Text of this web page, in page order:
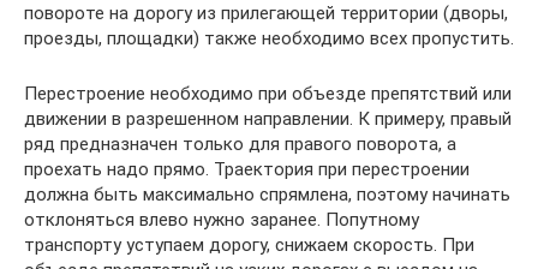
повороте на дорогу из прилегающей территории (дворы,
проезды, площадки) также необходимо всех пропустить.
Перестроение необходимо при объезде препятствий или
движении в разрешенном направлении. К примеру, правый
ряд предназначен только для правого поворота, а
проехать надо прямо. Траектория при перестроении
должна быть максимально спрямлена, поэтому начинать
отклоняться влево нужно заранее. Попутному
транспорту уступаем дорогу, снижаем скорость. При